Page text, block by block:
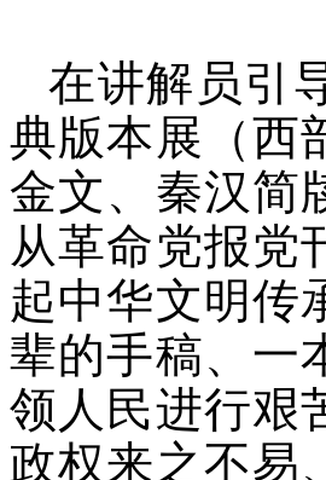
在讲解员引
典版本展（西
金文、秦汉简
从革命党报党
起中华文明传
辈的手稿、一
领人民进行艰
政权来之不易